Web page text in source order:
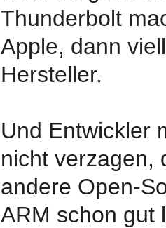
Thunderbolt
Apple, dann
Hersteller.
Und Entwickler
nicht verzagen,
andere Open-
ARM schon gut